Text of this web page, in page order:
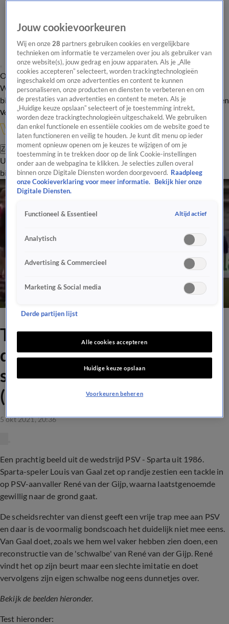
Overzicht Onze programma's Uitzendingen Onze gezichten
In de
WandelgangenInterviewsUitzending
bijwonenPodcastShopVeelgestelde vragenKijkersvraag insturen
Volg Vandaag Inside
Zoeken
UitzendingenVandaag InsideDe OranjezomerShopUitzending
bijwonen
Throwback: Louis van Gaal
doet reconstructie van
schwalbe René van der Gijp
(1986)
5 okt 2021, 20:36
Een prachtig beeld uit de wedstrijd PSV - Sparta uit 1986.
Sparta-speler Louis van Gaal zet op randje zestien een tackle in
op PSV-aanvaller René van der Gijp, waarna laatstgenoemde
gewillig naar de grond gaat.
De scheidsrechter van dienst geeft een vrije trap mee aan PSV
en daar is de voormalig bondscoach het duidelijk niet mee eens.
Van Gaal doet, zoals we hem wel vaker hebben zien doen, een
reconstructie van de 'schwalbe' van René van der Gijp. René
vindt het op zijn beurt maar een slechte imitatie en doet
vervolgens zijn eigen schwalbe nog eens dunnetjes over.
Bekijk de beelden hieronder.
Test hieronder:
Jouw cookievoorkeuren
Wij en onze28 partners gebruiken cookies en vergelijkbare
technieken om informatie te verzamelen over jou als gebruiker van
onze website(s), jouw gedrag en jouw apparaten. Als je „Alle
cookies accepteren” selecteert, worden trackingtechnologieën
ingeschakeld om onze advertenties en content te kunnen
personaliseren, onze producten en diensten te verbeteren en om
de prestaties van advertenties en content te meten. Als je
„Huidige keuze opslaan” selecteert of je toestemming intrekt,
worden deze trackingtechnologieën uitgeschakeld. We gebruiken
dan enkel functionele en essentiële cookies om de website goed te
laten functioneren en veilig te houden. Je kunt dit menu op ieder
moment opnieuw openen om je keuzes te wijzigen of om je
toestemming in te trekken door op de link Cookie-instellingen
onder aan de webpagina te klikken. Je selecties zullen overal
binnen onze Digitale Diensten worden doorgevoerd. Raadpleeg
onze Cookieverklaring voor meer informatie.
Bekijk hier onze
Digitale Diensten.
Functioneel & Essentieel Altijd actief
Analytisch
Advertising & Commercieel
Marketing & Social media
Derde partijen lijst
Alle cookies accepteren
Huidige keuze opslaan
Voorkeuren beheren